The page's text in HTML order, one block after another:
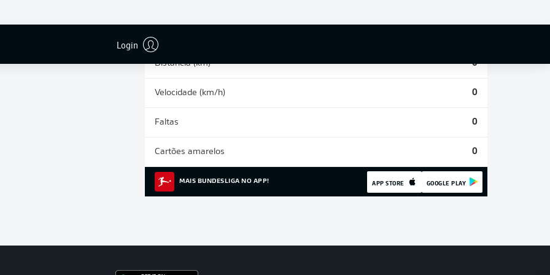
Login
Distância (km) 0
Velocidade (km/h) 0
Faltas 0
Cartões amarelos 0
MAIS BUNDESLIGA NO APP! APP STORE GOOGLE PLAY